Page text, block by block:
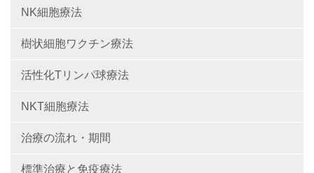
NK細胞療法
樹状細胞ワクチン療法
活性化Tリンパ球療法
NKT細胞療法
治療の流れ・期間
標準治療と免疫療法